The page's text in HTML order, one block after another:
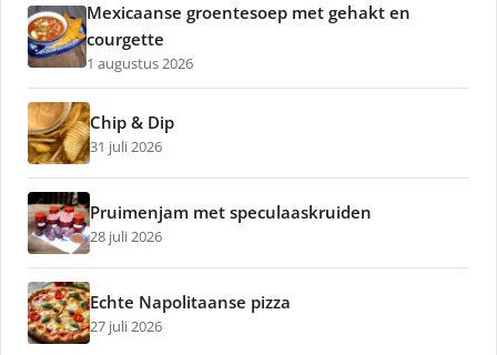
Mexicaanse groentesoep met gehakt en
courgette
1 augustus 2026
Chip & Dip
31 juli 2026
Pruimenjam met speculaaskruiden
28 juli 2026
Echte Napolitaanse pizza
27 juli 2026